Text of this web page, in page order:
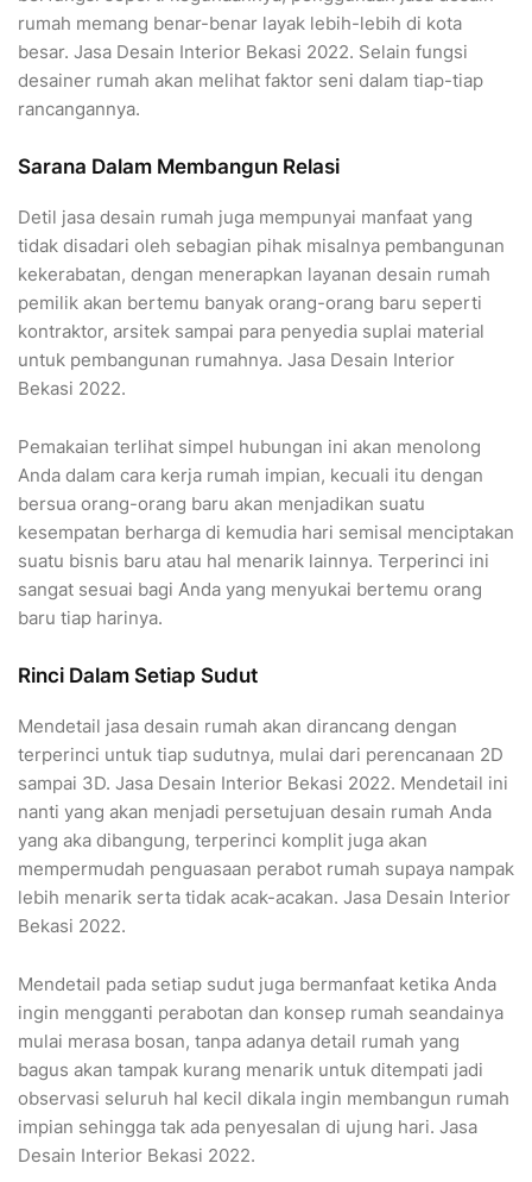
rumah memang benar-benar layak lebih-lebih di kota
besar. Jasa Desain Interior Bekasi 2022. Selain fungsi
desainer rumah akan melihat faktor seni dalam tiap-tiap
rancangannya.
Sarana Dalam Membangun Relasi
Detil jasa desain rumah juga mempunyai manfaat yang
tidak disadari oleh sebagian pihak misalnya pembangunan
kekerabatan, dengan menerapkan layanan desain rumah
pemilik akan bertemu banyak orang-orang baru seperti
kontraktor, arsitek sampai para penyedia suplai material
untuk pembangunan rumahnya. Jasa Desain Interior
Bekasi 2022.
Pemakaian terlihat simpel hubungan ini akan menolong
Anda dalam cara kerja rumah impian, kecuali itu dengan
bersua orang-orang baru akan menjadikan suatu
kesempatan berharga di kemudia hari semisal menciptakan
suatu bisnis baru atau hal menarik lainnya. Terperinci ini
sangat sesuai bagi Anda yang menyukai bertemu orang
baru tiap harinya.
Rinci Dalam Setiap Sudut
Mendetail jasa desain rumah akan dirancang dengan
terperinci untuk tiap sudutnya, mulai dari perencanaan 2D
sampai 3D. Jasa Desain Interior Bekasi 2022. Mendetail ini
nanti yang akan menjadi persetujuan desain rumah Anda
yang aka dibangung, terperinci komplit juga akan
mempermudah penguasaan perabot rumah supaya nampak
lebih menarik serta tidak acak-acakan. Jasa Desain Interior
Bekasi 2022.
Mendetail pada setiap sudut juga bermanfaat ketika Anda
ingin mengganti perabotan dan konsep rumah seandainya
mulai merasa bosan, tanpa adanya detail rumah yang
bagus akan tampak kurang menarik untuk ditempati jadi
observasi seluruh hal kecil dikala ingin membangun rumah
impian sehingga tak ada penyesalan di ujung hari. Jasa
Desain Interior Bekasi 2022.